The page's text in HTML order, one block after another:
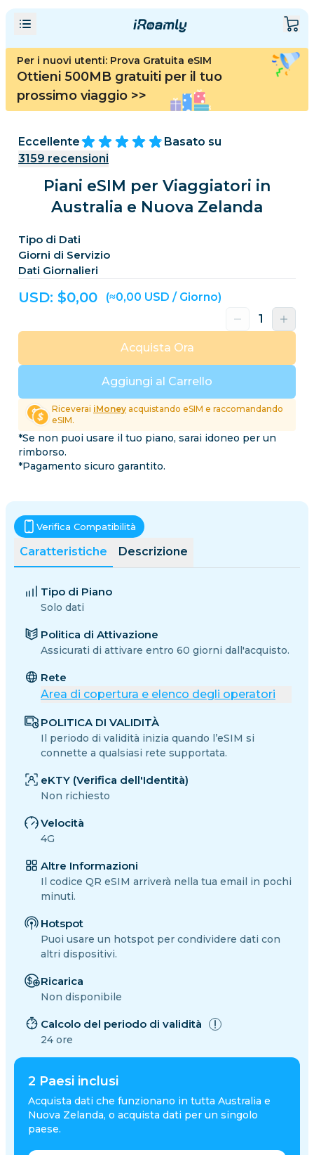
Per i nuovi utenti: Prova Gratuita eSIM
Ottieni 500MB gratuiti per il tuo
prossimo viaggio >>
Eccellente
Basato su
3159 recensioni
Piani eSIM per Viaggiatori in
Australia e Nuova Zelanda
Tipo di Dati
Giorni di Servizio
Dati Giornalieri
USD: $0,00 (≈0,00 USD / Giorno)
Aggiungi al Carrello
Acquista Ora
Riceverai iMoney acquistando eSIM e raccomandando
eSIM.
*Se non puoi usare il tuo piano, sarai idoneo per un
rimborso.
*Pagamento sicuro garantito.
2 Paesi inclusi
Acquista dati che funzionano in tutta Australia e
Nuova Zelanda, o acquista dati per un singolo
paese.
Caratteristiche Descrizione
Verifica Compatibilità
Tipo di Piano
Solo dati
Politica di Attivazione
Assicurati di attivare entro 60 giorni dall'acquisto.
Rete
Area di copertura e elenco degli operatori
POLITICA DI VALIDITÀ
Il periodo di validità inizia quando l’eSIM si
connette a qualsiasi rete supportata.
eKTY (Verifica dell'Identità)
Non richiesto
Velocità
4G
Altre Informazioni
Il codice QR eSIM arriverà nella tua email in pochi
minuti.
Hotspot
Puoi usare un hotspot per condividere dati con
altri dispositivi.
Ricarica
Non disponibile
Calcolo del periodo di validità
24 ore